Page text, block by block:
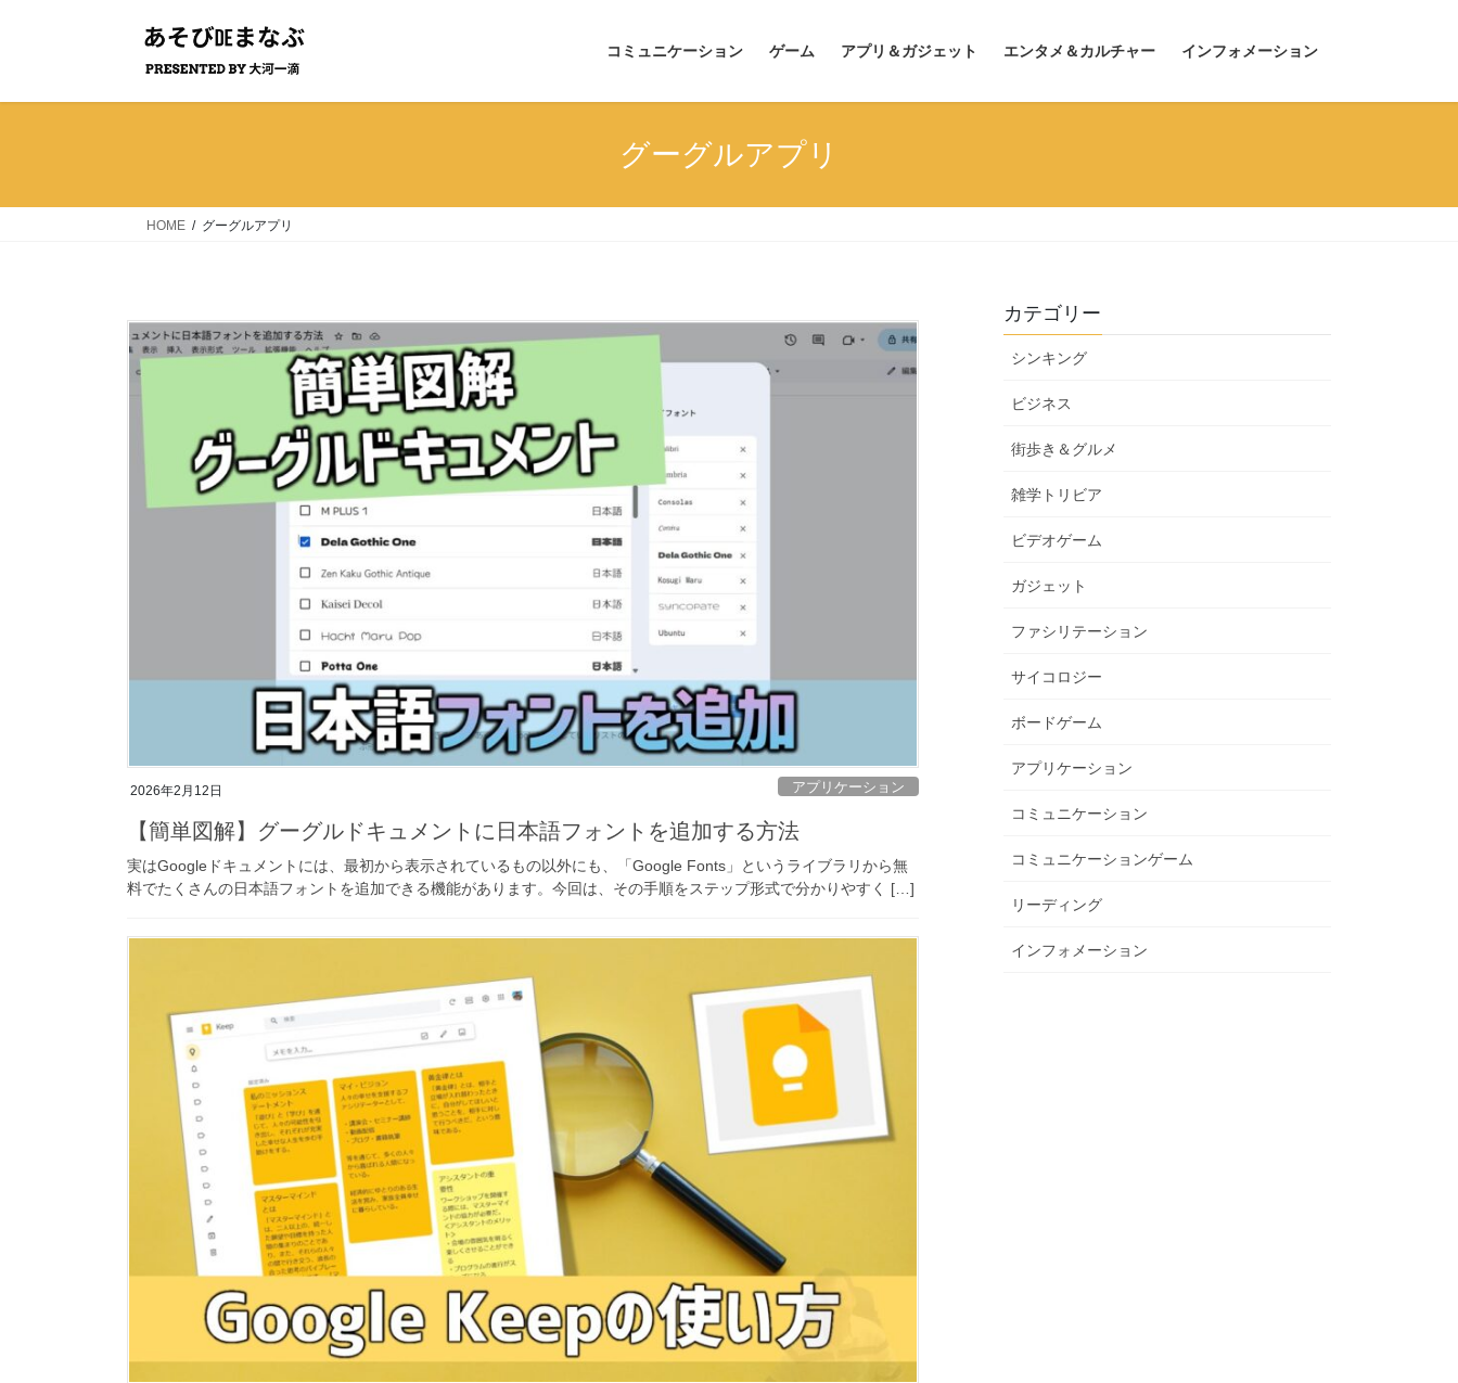
コミュニケーション ゲーム アプリ＆ガジェット エンタメ＆カルチャー インフォメーション
グーグルアプリ
HOME グーグルアプリ
2026年2月12日 アプリケーション
【簡単図解】グーグルドキュメントに日本語フォントを追加する方法
実はGoogleドキュメントには、最初から表示されているもの以外にも、「Google Fonts」というライブラリから無
料でたくさんの日本語フォントを追加できる機能があります。今回は、その手順をステップ形式で分かりやすく […]
カテゴリー
シンキング
ビジネス
街歩き＆グルメ
雑学トリビア
ビデオゲーム
ガジェット
ファシリテーション
サイコロジー
ボードゲーム
アプリケーション
コミュニケーション
コミュニケーションゲーム
リーディング
インフォメーション